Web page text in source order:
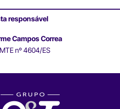
responsável
Campos Correa
nº 4604/ES